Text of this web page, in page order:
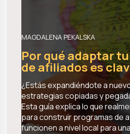
MAGDALENA PEKALSKA
Por qué adaptar
de afiliados es
¿Estás expandiéndote a
estrategias copiadas y
Esta guía explica lo que
para construir programas de
funcionen a nivel local para